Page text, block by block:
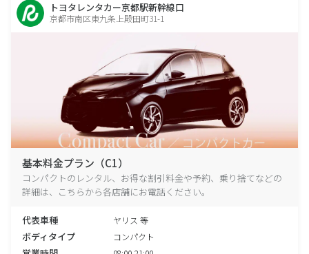
トヨタレンタカー京都駅新幹線口
京都市南区東九条上殿田町31-1
基本料金プラン（C1）
コンパクトのレンタル、お得な割引料金や予約、乗り捨てなどの
詳細は、こちらから各店舗にお電話ください。
代表車種 ヤリス 等
ボディタイプ コンパクト